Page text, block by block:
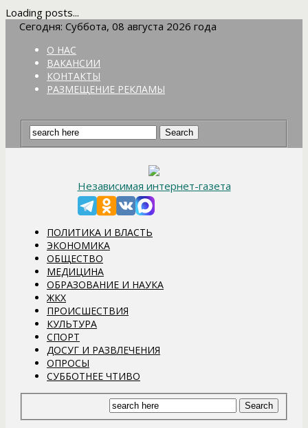
Loading posts...
Сегодня: Суббота, 08 августа 2026 года
О НАС
ВАКАНСИИ
КОНТАКТЫ
РАЗМЕЩЕНИЕ РЕКЛАМЫ
Независимая интернет-газета
ПОЛИТИКА И ВЛАСТЬ
ЭКОНОМИКА
ОБЩЕСТВО
МЕДИЦИНА
ОБРАЗОВАНИЕ И НАУКА
ЖКХ
ПРОИСШЕСТВИЯ
КУЛЬТУРА
СПОРТ
ДОСУГ И РАЗВЛЕЧЕНИЯ
ОПРОСЫ
СУББОТНЕЕ ЧТИВО